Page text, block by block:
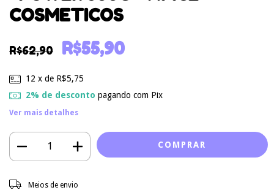
COSMETICOS
R$62,90 R$55,90
12 x de R$5,75
2% de desconto pagando com Pix
Ver mais detalhes
Entregas para o CEP:
Meios de envio